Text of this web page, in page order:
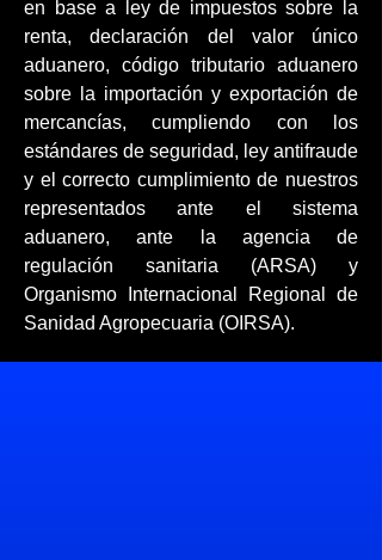
en base a ley de impuestos sobre la
renta, declaración del valor único
aduanero, código tributario aduanero
sobre la importación y exportación de
mercancías, cumpliendo con los
estándares de seguridad, ley antifraude
y el correcto cumplimiento de nuestros
representados ante el sistema
aduanero, ante la agencia de
regulación sanitaria (ARSA) y
Organismo Internacional Regional de
Sanidad Agropecuaria (OIRSA).